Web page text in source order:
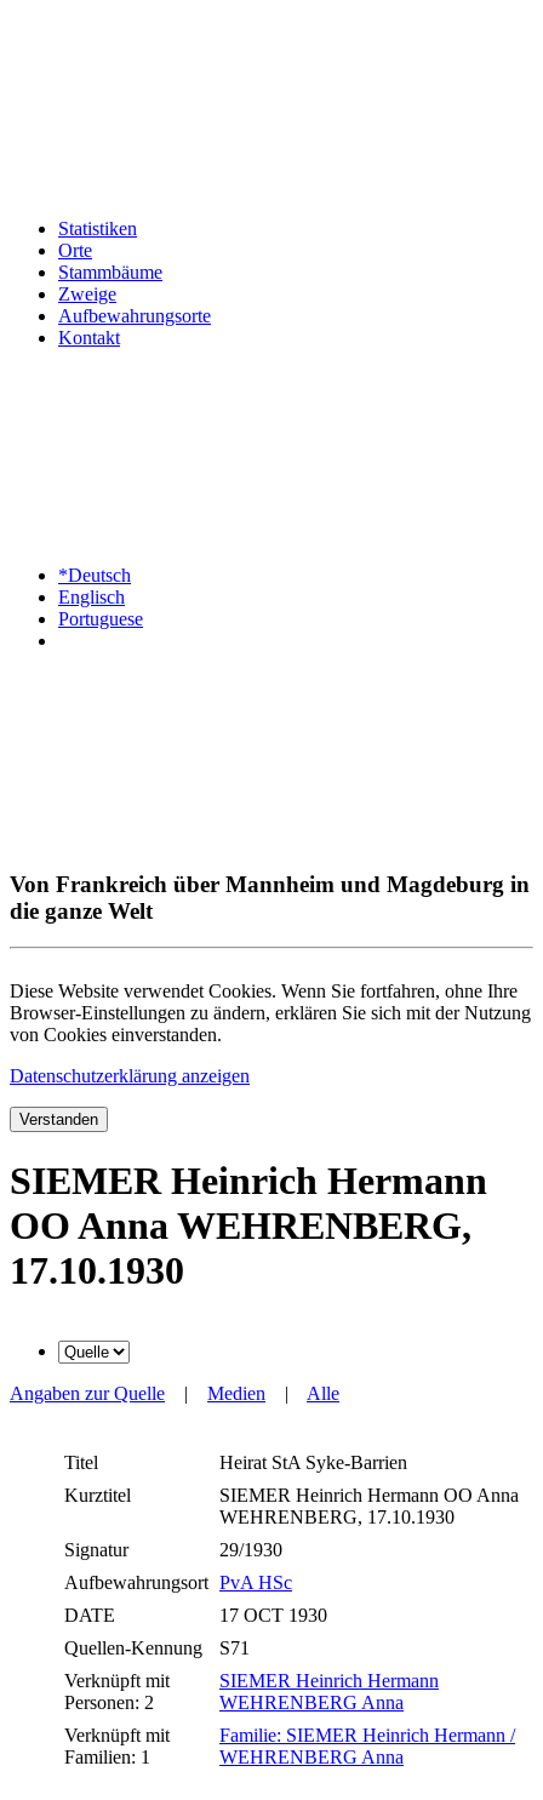
Statistiken
Orte
Stammbäume
Zweige
Aufbewahrungsorte
Kontakt
*Deutsch
Englisch
Portuguese
Von Frankreich über Mannheim und Magdeburg in
die ganze Welt
Diese Website verwendet Cookies. Wenn Sie fortfahren, ohne Ihre
Browser-Einstellungen zu ändern, erklären Sie sich mit der Nutzung
von Cookies einverstanden.
Datenschutzerklärung anzeigen
Verstanden
SIEMER Heinrich Hermann
OO Anna WEHRENBERG,
17.10.1930
Angaben zur Quelle | Medien | Alle
Titel
Heirat StA Syke-Barrien
Kurztitel
SIEMER Heinrich Hermann OO Anna
WEHRENBERG, 17.10.1930
Signatur
29/1930
Aufbewahrungsort PvA HSc
DATE
17 OCT 1930
Quellen-Kennung
S71
Verknüpft mit
Personen: 2
SIEMER Heinrich Hermann
WEHRENBERG Anna
Verknüpft mit
Familien: 1
Familie: SIEMER Heinrich Hermann /
WEHRENBERG Anna